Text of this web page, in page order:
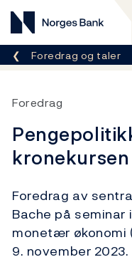
Norges Bank
Her er du nå:
Foredrag og taler
Foredrag
kronekursen
Foredrag av
Bache på
monetær økonomi
9. november 2023.